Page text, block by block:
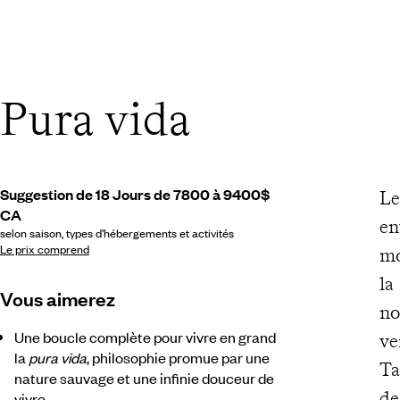
Pura vida
Suggestion de 18 Jours de 7800 à 9400$
CA
selon saison, types d’hébergements et activités
Le prix comprend
Vous aimerez
Une boucle complète pour vivre en grand
la pura vida, philosophie promue par une
nature sauvage et une infinie douceur de
la